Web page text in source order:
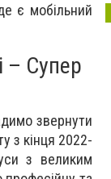
є мобільний
– Супер
звернути
з кінця 2022-
з великим